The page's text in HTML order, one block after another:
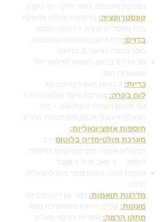
(ספיקת מים 200 ליטר לדקה כל יניקה)
קונסטרוקציה: נירוסטה מגולוון מחוזקת
בכל ספסלי הישיבה + דפנות הספא
ברזים: ברז ריקון בתחתית האמבטיה,
כולל כניסה ויציאה (2 ברזים)
סך הכל 8 ברזים, הכנות לפילטר חול
ומשאבות חום
כריות:
לוח בקרה: מערכת פיקוד אלקטרונית +
גוף חימום חשמלי 4 קילוואט + פנל
הפעלה דיגיטלי BALBOA תוצרת ארה"ב
תוספות אופציונאליות:
מערכת מולטימדיה בלוטוס
+ 2
רמקולים אטומי מים ממוקמים בדפנות
הספא + סאב גדול + מגבר
קופסת הגנה מוגנת מפני מים להפעלה
נוחה.
מדרגות תואמות: דמוי עץ דקורטיביות
מעקות: עלייה וירידה מהמערכת ספא
מתקן הרמה: לתליית הכיסוי העליון